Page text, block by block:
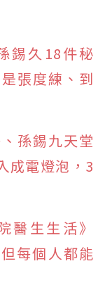
錫久18件秘
張度練、到
孫錫九天堂
成電燈泡，3
醫生生活》
每個人都能